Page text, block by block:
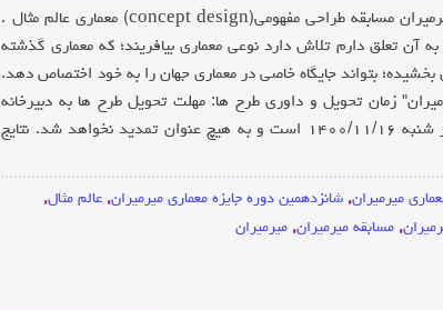
شانزدهمین دوره جایزه معماری میرمیران مسابقه طراحی مفهومی(concept design) معماری عالم مثال .
آن تعلق دارم تلاش دارد نوعی معماری بیافریند؛ که معماری گذشته
بتواند جایگاه خاصی در معماری جهان را به خود اختصاص دهد.
زمان تحویل و داوری طرح ها: مهلت تحویل طرح ها به دبیرخانه
بنیاد حداکثر تا ساعت ۱۶:۰۰ روز شنبه ۱۴۰۰/۱۱/۱۶ است و به هیچ عنوان تمدید نخواهد شد. نتایج
میرمیران,شانزدهمین دوره جایزه معماری میرمیران,عالم مثال,
,مسابقه میرمیران,میرمیران